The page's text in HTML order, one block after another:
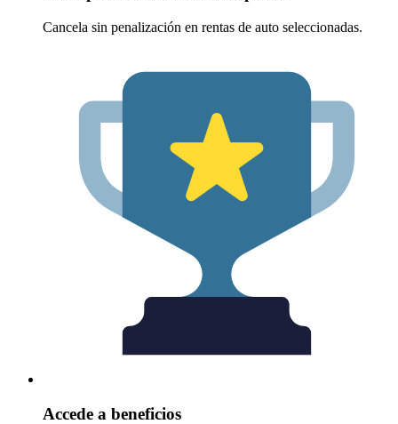
Cancela sin penalización en rentas de auto seleccionadas.
Accede a beneficios